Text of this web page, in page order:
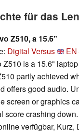
für das
Z510, a 15.6"
Digital Versus
Z510 is a 15.6"
partly achieved
offers good audio.
screen or graphics
score crashing down.
verfügbar, Kurz,